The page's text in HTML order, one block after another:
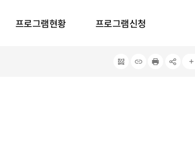
프로그램현황 프로그램신청
QRcode주소복사프린터공유